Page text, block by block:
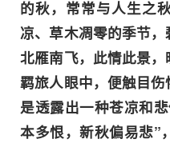
的秋，常常与人生之
凉、草木凋零的季节，
北雁南飞，此情此景，
羁旅人眼中，便触目
是透露出一种苍凉和
本多恨，新秋偏易悲”